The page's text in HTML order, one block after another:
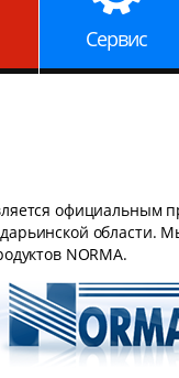
Сервис
официальным
области.
NORMA.